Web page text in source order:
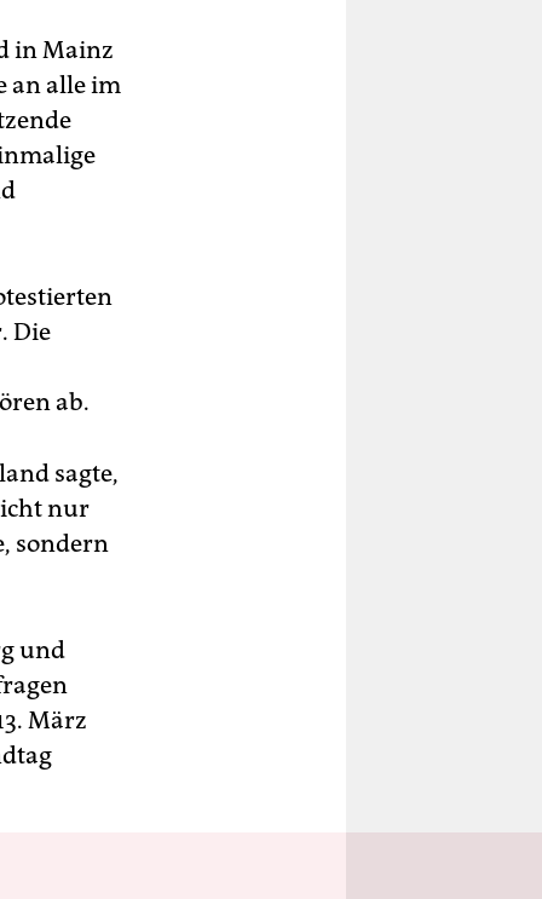
in Mainz
an alle im
Die
ab.
sagte,
nur
sondern
und
März